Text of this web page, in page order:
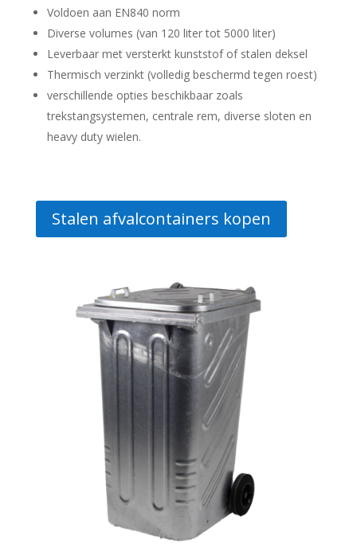
Voldoen aan EN840 norm
Diverse volumes (van 120 liter tot 5000 liter)
Leverbaar met versterkt kunststof of stalen deksel
Thermisch verzinkt (volledig beschermd tegen roest)
verschillende opties beschikbaar zoals
trekstangsystemen, centrale rem, diverse sloten en
heavy duty wielen.
Stalen afvalcontainers kopen